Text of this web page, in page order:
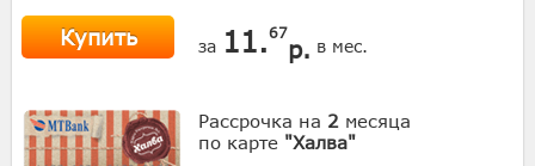
Купить за 11.67
р. в мес.
Рассрочка на 2 месяца
по карте "Халва"